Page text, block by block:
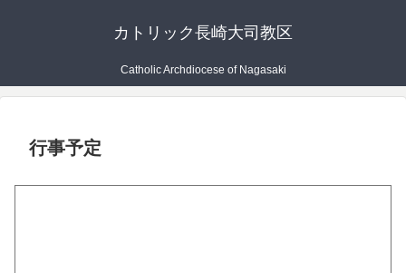
カトリック長崎大司教区
Catholic Archdiocese of Nagasaki
行事予定